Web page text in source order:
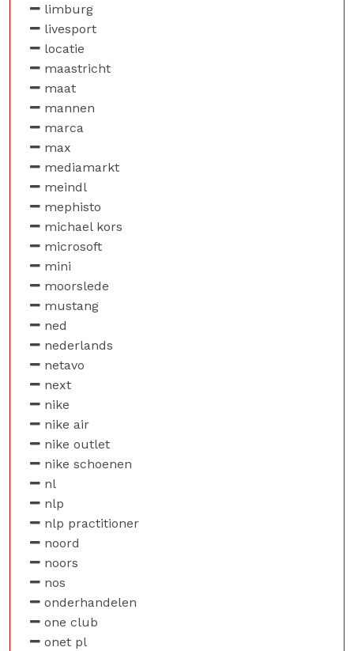
limburg
livesport
locatie
maastricht
maat
mannen
marca
max
mediamarkt
meindl
mephisto
michael kors
microsoft
mini
moorslede
mustang
ned
nederlands
netavo
next
nike
nike air
nike outlet
nike schoenen
nl
nlp
nlp practitioner
noord
noors
nos
onderhandelen
one club
onet pl